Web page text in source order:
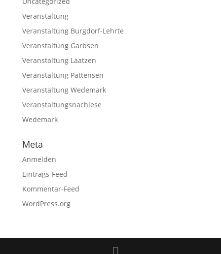
Veranstaltung
Veranstaltung Burgdorf-Lehrte
Veranstaltung Garbsen
Veranstaltung Laatzen
Veranstaltung Pattensen
Veranstaltung Wedemark
Veranstaltungsnachlese
Wedemark
Meta
Anmelden
Eintrags-Feed
Kommentar-Feed
WordPress.org